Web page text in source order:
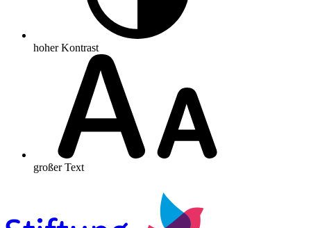
hoher Kontrast
großer Text